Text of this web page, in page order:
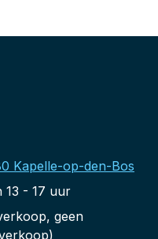
Kapelle-op-den-Bos
13 - 17 uur
geen